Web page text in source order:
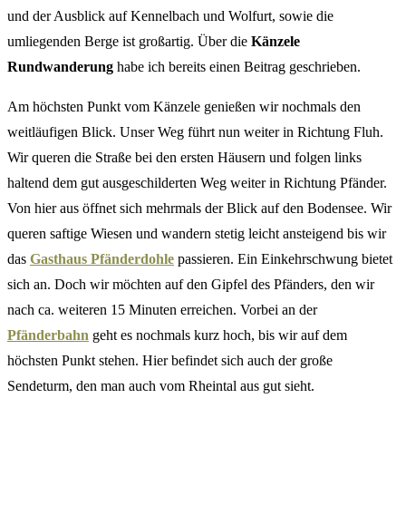
und der Ausblick auf Kennelbach und Wolfurt, sowie die
umliegenden Berge ist großartig. Über die Känzele
Rundwanderung habe ich bereits einen Beitrag geschrieben.
Am höchsten Punkt vom Känzele genießen wir nochmals den
weitläufigen Blick. Unser Weg führt nun weiter in Richtung Fluh.
Wir queren die Straße bei den ersten Häusern und folgen links
haltend dem gut ausgeschilderten Weg weiter in Richtung Pfänder.
Von hier aus öffnet sich mehrmals der Blick auf den Bodensee. Wir
queren saftige Wiesen und wandern stetig leicht ansteigend bis wir
das Gasthaus Pfänderdohle passieren. Ein Einkehrschwung bietet
sich an. Doch wir möchten auf den Gipfel des Pfänders, den wir
nach ca. weiteren 15 Minuten erreichen. Vorbei an der
Pfänderbahn geht es nochmals kurz hoch, bis wir auf dem
höchsten Punkt stehen. Hier befindet sich auch der große
Sendeturm, den man auch vom Rheintal aus gut sieht.